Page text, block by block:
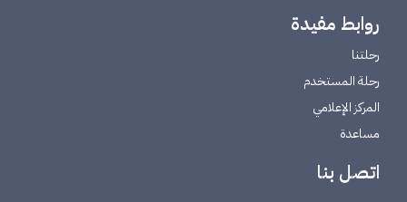
روابط مفيدة
رحلتنا
رحلة المستخدم
المركز الإعلامي
مساعدة
اتصل بنا